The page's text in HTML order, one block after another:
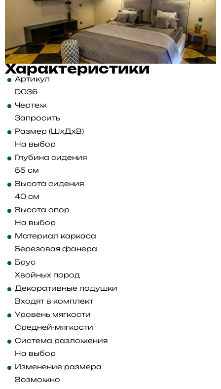
Характеристики
Артикул
D036
Чертеж
Запросить
Размер (ШхДхВ)
На выбор
Глубина сидения
55 см
Высота сидения
40 см
Высота опор
На выбор
Материал каркаса
Березовая фанера
Брус
Хвойных пород
Декоративные подушки
Входят в комплект
Уровень мягкости
Средней-мягкости
Система разложения
На выбор
Изменение размера
Возможно